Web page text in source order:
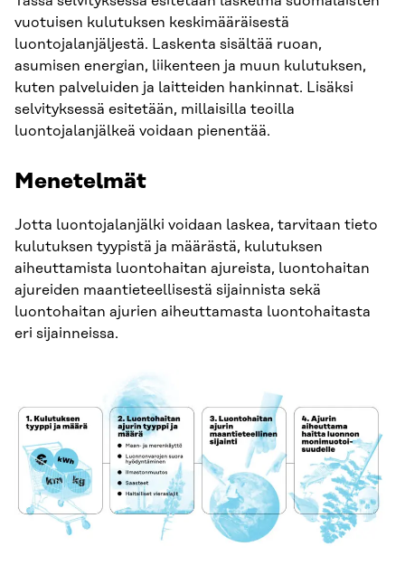
vuotuisen kulutuksen keskimääräisestä
luontojalanjäljestä. Laskenta sisältää ruoan,
asumisen energian, liikenteen ja muun kulutuksen,
kuten palveluiden ja laitteiden hankinnat. Lisäksi
selvityksessä esitetään, millaisilla teoilla
luontojalanjälkeä voidaan pienentää.
Menetelmät
Jotta luontojalanjälki voidaan laskea, tarvitaan tieto
kulutuksen tyypistä ja määrästä, kulutuksen
aiheuttamista luontohaitan ajureista, luontohaitan
ajureiden maantieteellisestä sijainnista sekä
luontohaitan ajurien aiheuttamasta luontohaitasta
eri sijainneissa.